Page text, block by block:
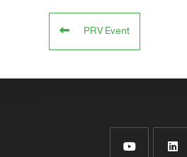
PRV Event